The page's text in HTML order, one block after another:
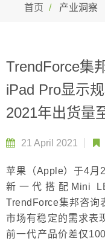
首页 产业洞察
TrendForce集
iPad Pro显示
2021年出货量
21 April 2021
苹果（Apple）于4月
新一代搭配Mini
TrendForce集邦咨询
市场有稳定的需求表
前一代产品价差仅